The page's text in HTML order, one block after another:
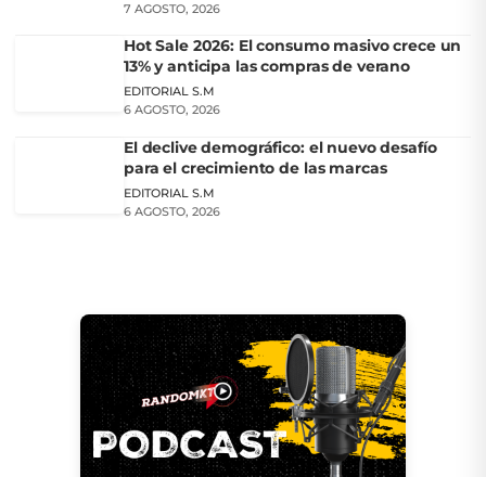
7 AGOSTO, 2026
Hot Sale 2026: El consumo masivo crece un
13% y anticipa las compras de verano
EDITORIAL S.M
6 AGOSTO, 2026
El declive demográfico: el nuevo desafío
para el crecimiento de las marcas
EDITORIAL S.M
6 AGOSTO, 2026